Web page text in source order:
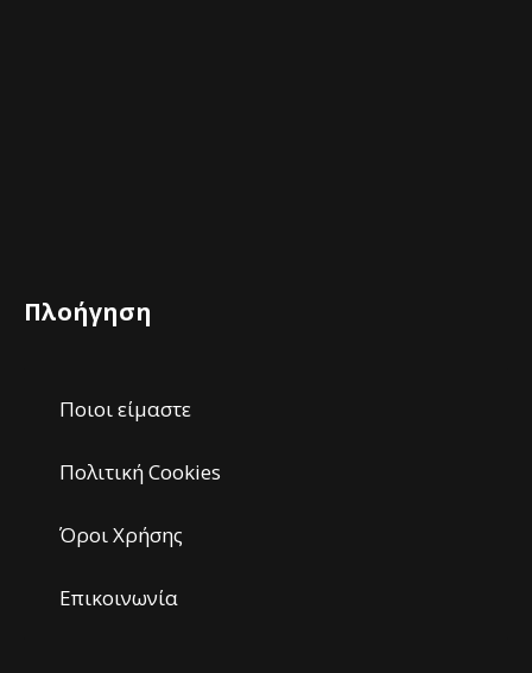
Πλοήγηση
Ποιοι είμαστε
Πολιτική Cookies
Όροι Χρήσης
Επικοινωνία